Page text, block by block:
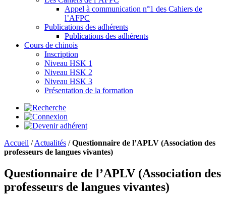
Appel à communication n°1 des Cahiers de
l’AFPC
Publications des adhérents
Publications des adhérents
Cours de chinois
Inscription
Niveau HSK 1
Niveau HSK 2
Niveau HSK 3
Présentation de la formation
Accueil /Actualités /Questionnaire de l’APLV (Association des
professeurs de langues vivantes)
Questionnaire de l’APLV (Association des
professeurs de langues vivantes)